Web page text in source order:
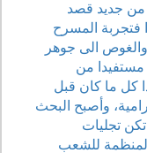
من جديد قصد
فتجربة المسرح
الى جوهر
مستفيدا من
كل ما كان قبل
وأصبح البحث
تكن تجليات
للشعب